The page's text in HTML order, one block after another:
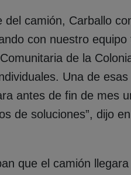
camión, Carballo
con nuestro
de la
Una de
antes de fin de mes
de soluciones”, dijo
que el camión